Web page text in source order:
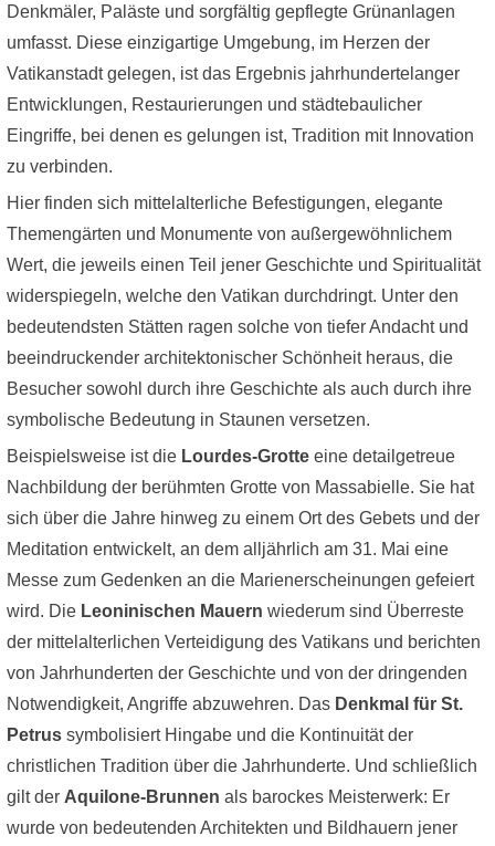
Denkmäler, Paläste und sorgfältig gepflegte Grünanlagen
umfasst. Diese einzigartige Umgebung, im Herzen der
Vatikanstadt gelegen, ist das Ergebnis jahrhundertelanger
Entwicklungen, Restaurierungen und städtebaulicher
Eingriffe, bei denen es gelungen ist, Tradition mit Innovation
zu verbinden.
Hier finden sich mittelalterliche Befestigungen, elegante
Themengärten und Monumente von außergewöhnlichem
Wert, die jeweils einen Teil jener Geschichte und Spiritualität
widerspiegeln, welche den Vatikan durchdringt. Unter den
bedeutendsten Stätten ragen solche von tiefer Andacht und
beeindruckender architektonischer Schönheit heraus, die
Besucher sowohl durch ihre Geschichte als auch durch ihre
symbolische Bedeutung in Staunen versetzen.
Beispielsweise ist die Lourdes-Grotte eine detailgetreue
Nachbildung der berühmten Grotte von Massabielle. Sie hat
sich über die Jahre hinweg zu einem Ort des Gebets und der
Meditation entwickelt, an dem alljährlich am 31. Mai eine
Messe zum Gedenken an die Marienerscheinungen gefeiert
wird. Die Leoninischen Mauern wiederum sind Überreste
der mittelalterlichen Verteidigung des Vatikans und berichten
von Jahrhunderten der Geschichte und von der dringenden
Notwendigkeit, Angriffe abzuwehren. Das Denkmal für St.
Petrus symbolisiert Hingabe und die Kontinuität der
christlichen Tradition über die Jahrhunderte. Und schließlich
gilt der Aquilone-Brunnen als barockes Meisterwerk: Er
wurde von bedeutenden Architekten und Bildhauern jener